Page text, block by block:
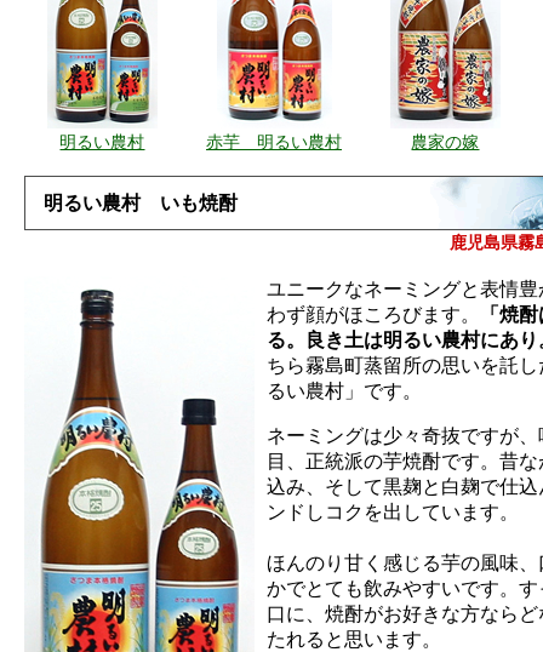
明るい農村 赤芋 明るい農村 農家の嫁
明るい農村 いも焼酎
鹿児島県
ユニークなネーミングと表情
わず顔がほころびます。
「焼
る。良き土は明るい農村にあり
ちら霧島町蒸留所の思いを託
るい農村」です。
ネーミングは少々奇抜ですが
目、正統派の芋焼酎です。昔
込み、そして黒麹と白麹で仕
ンドしコクを出しています。
ほんのり甘く感じる芋の風味
かでとても飲みやすいです。
口に、焼酎がお好きな方なら
たれると思います。